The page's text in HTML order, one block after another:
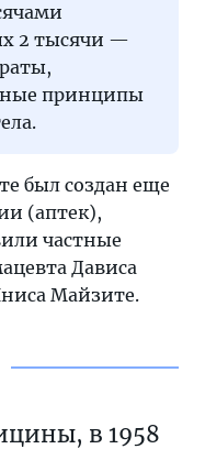
2 тысячи —
принципы
был создан еще
(аптек),
частные
Дависа
Майзите.
в 1958